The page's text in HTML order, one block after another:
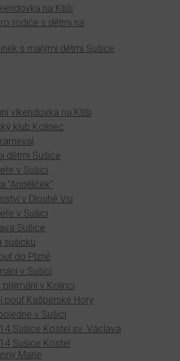
na Ktiši
rodiče s dětmi na
s malými dětmi Sušice
víkendovka na Ktiši
klub Kolinec
dětmi Sušice
v Sušici
"Andělíček"
v Dlouhé Vsi
v Sušici
Sušice
sušicku
do Plzně
v Sušici
v Kolinci
pouť Kašperské Hory
v Sušici
Sušice Kostel sv. Václava
Sušice Kostel
Marie